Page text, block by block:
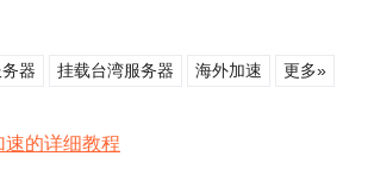
器 挂载台湾服务器 海外加速 更多»
的详细教程